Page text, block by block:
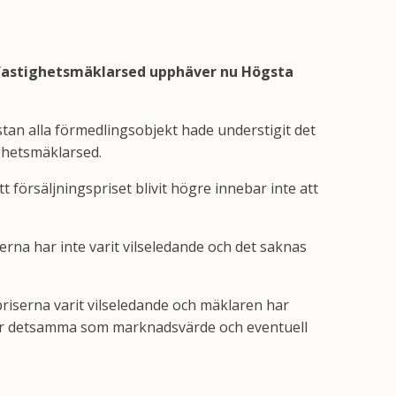
upphäver nu Högsta
alla förmedlingsobjekt hade understigit det
försäljningspriset blivit högre innebar inte att
har inte varit vilseledande och det saknas
varit vilseledande och mäklaren har
som marknadsvärde och eventuell